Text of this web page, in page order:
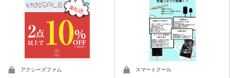
アクシーズファム スマートクール